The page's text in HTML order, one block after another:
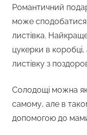
Романтичний
може сподобатися
листівка.
цукерки в
листівку з
Солодощі можна
самому, але в
допомогою до